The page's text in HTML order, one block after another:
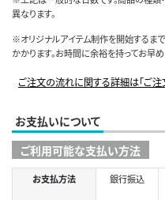
異なります。
※オリジナルアイテム制作を開始するま
かかります。お時間に余裕を持ってお早
ご注文の流れに関する詳細は「ご注
お支払いについて
ご利用可能な支払い方法
お支払方法 銀行振込